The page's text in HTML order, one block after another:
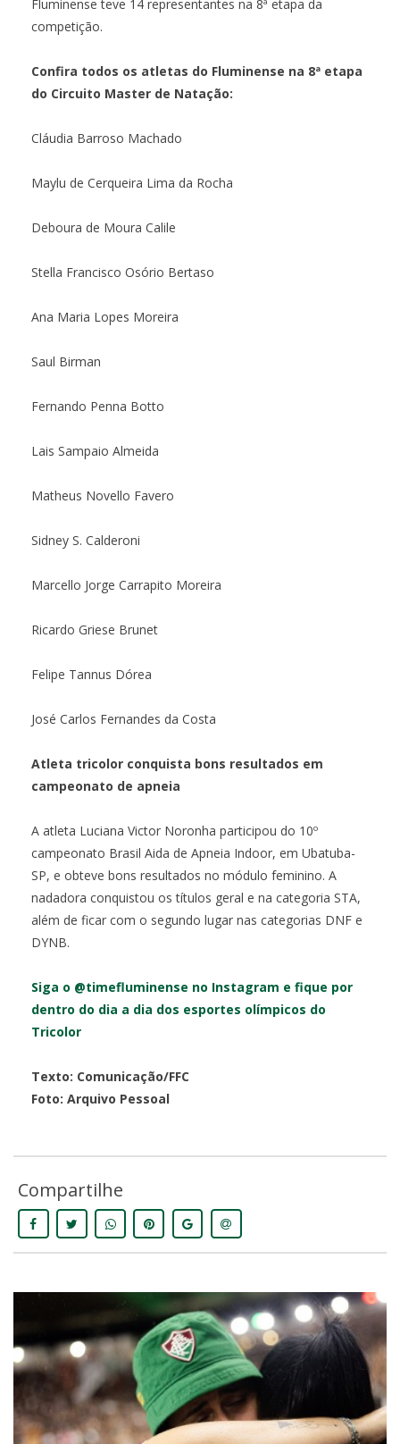
Fluminense teve 14 representantes na 8ª etapa da
competição.
Confira todos os atletas do Fluminense na 8ª etapa
do Circuito Master de Natação:
Cláudia Barroso Machado
Maylu de Cerqueira Lima da Rocha
Deboura de Moura Calile
Stella Francisco Osório Bertaso
Ana Maria Lopes Moreira
Saul Birman
Fernando Penna Botto
Lais Sampaio Almeida
Matheus Novello Favero
Sidney S. Calderoni
Marcello Jorge Carrapito Moreira
Ricardo Griese Brunet
Felipe Tannus Dórea
José Carlos Fernandes da Costa
Atleta tricolor conquista bons resultados em
campeonato de apneia
A atleta Luciana Victor Noronha participou do 10º
campeonato Brasil Aida de Apneia Indoor, em Ubatuba-
SP, e obteve bons resultados no módulo feminino. A
nadadora conquistou os títulos geral e na categoria STA,
além de ficar com o segundo lugar nas categorias DNF e
DYNB.
Siga o @timefluminense no Instagram e fique por
dentro do dia a dia dos esportes olímpicos do
Tricolor
Texto: Comunicação/FFC
Foto: Arquivo Pessoal
Compartilhe